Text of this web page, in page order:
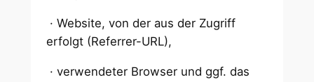
· Website, von der aus der Zugriff
erfolgt (Referrer-URL),
· verwendeter Browser und ggf. das